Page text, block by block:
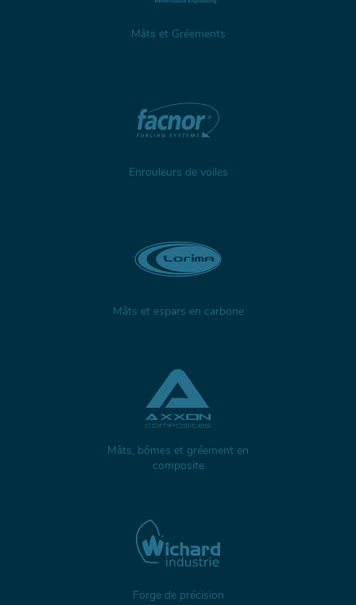
Mâts et Gréements
Enrouleurs de voiles
Mâts et espars en carbone
Mâts, bômes et gréement en
composite
Forge de précision